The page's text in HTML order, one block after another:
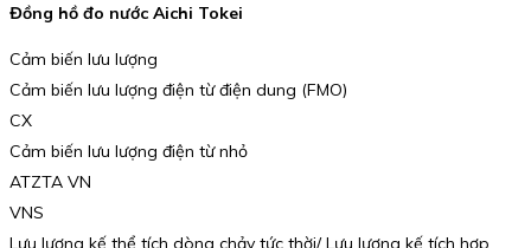
Đồng hồ đo nước Aichi Tokei
Cảm biến lưu lượng
Cảm biến lưu lượng điện từ điện dung (FMO)
CX
Cảm biến lưu lượng điện từ nhỏ
ATZTA VN
VNS
Lưu lượng kế thể tích dòng chảy tức thời/ Lưu lượng kế tích hợp